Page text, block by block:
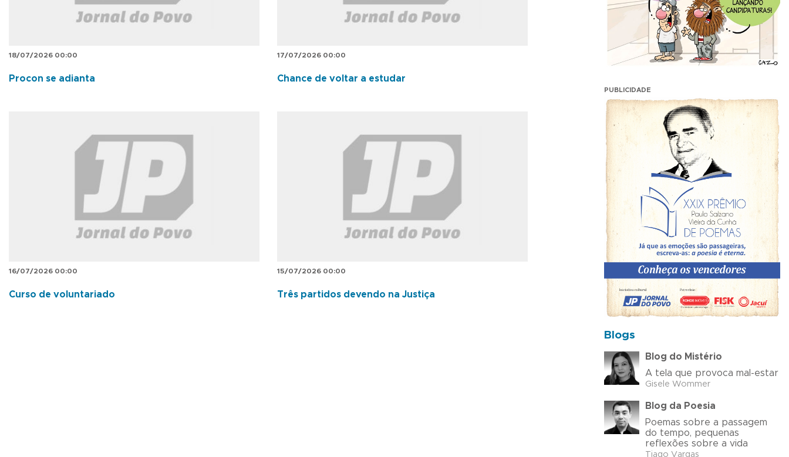
18/07/2026 00:00
Procon se adianta
17/07/2026 00:00
Chance de voltar a estudar
16/07/2026 00:00
Curso de voluntariado
15/07/2026 00:00
Três partidos devendo na Justiça
PUBLICIDADE
Blogs
Blog do Mistério
A tela que provoca mal-estar
Gisele Wommer
Blog da Poesia
Poemas sobre a passagem
do tempo, pequenas
reflexões sobre a vida
Tiago Vargas